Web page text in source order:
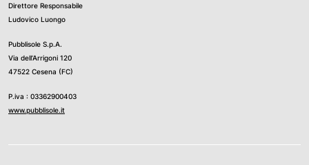
Direttore Responsabile
Ludovico Luongo
Pubblisole S.p.A.
Via dell’Arrigoni 120
47522 Cesena (FC)
P.iva : 03362900403
www.pubblisole.it